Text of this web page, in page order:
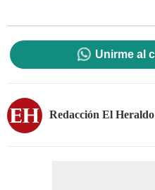
Unirme al
Redacción El Heraldo